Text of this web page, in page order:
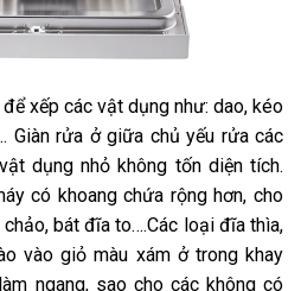
xếp các vật dụng như: dao, kéo
Giàn rửa ở giữa chủ yếu rửa các
dụng nhỏ không tốn diện tích.
có khoang chứa rộng hơn, cho
bát đĩa to….Các loại đĩa thìa,
vào giỏ màu xám ở trong khay
ngang, sao cho các không có